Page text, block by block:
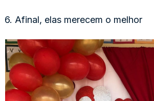
6. Afinal, elas merecem o melhor